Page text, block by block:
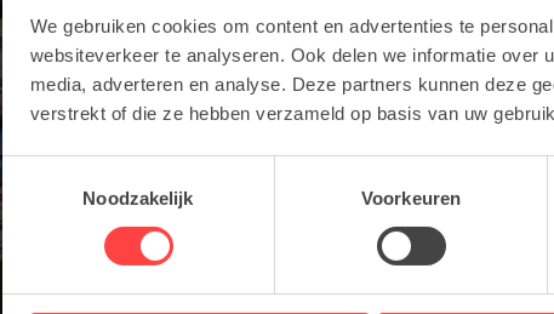
We gebruiken cookies om content en advertenties te
websiteverkeer te analyseren. Ook delen we informatie
media, adverteren en analyse. Deze partners kunnen deze
verstrekt of die ze hebben verzameld op basis van uw
Toestemmingsselectie
Noodzakelijk
Voorkeuren